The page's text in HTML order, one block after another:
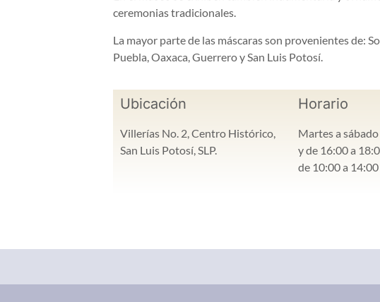
ceremonias tradicionales.
La mayor parte de las máscaras son provenientes de:
Puebla, Oaxaca, Guerrero y San Luis Potosí.
Ubicación
Villerías No. 2, Centro Histórico,
San Luis Potosí, SLP.
Horario
Martes a
y de 16:00 a
de 10:00 a